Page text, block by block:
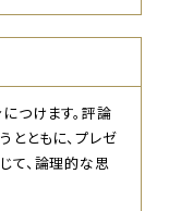
つけます。評論
ともに、プレゼ
て、論理的な思